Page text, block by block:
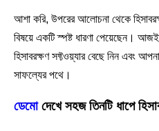
আশা করি, উপরের আলোচনা থেকে
বিষয়ে একটি স্পষ্ট ধারণা পেয়েছেন।
হিসাবরক্ষণ সফ্টওয়্যার বেছে নিন এবং
সাফল্যের পথে।
ডেমোদেখে সহজ তিনটি ধাপে